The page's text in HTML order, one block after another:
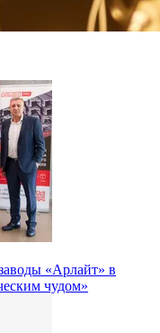
«Арлайт» в
чудом»